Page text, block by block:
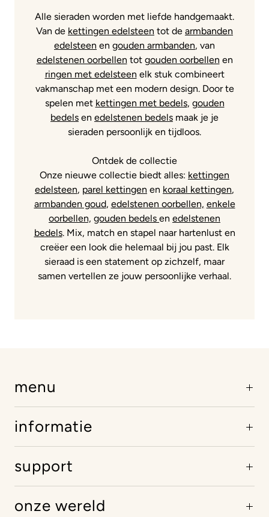
Alle sieraden worden met liefde handgemaakt.
Van de kettingen edelsteen tot de armbanden
edelsteen en gouden armbanden, van
edelstenen oorbellen tot gouden oorbellen en
ringen met edelsteen elk stuk combineert
vakmanschap met een modern design. Door te
spelen met kettingen met bedels, gouden
bedels en edelstenen bedels maak je je
sieraden persoonlijk en tijdloos.
Ontdek de collectie
Onze nieuwe collectie biedt alles: kettingen
edelsteen, parel kettingen en koraal kettingen,
armbanden goud, edelstenen oorbellen, enkele
oorbellen, gouden bedels en edelstenen
bedels. Mix, match en stapel naar hartenlust en
creëer een look die helemaal bij jou past. Elk
sieraad is een statement op zichzelf, maar
samen vertellen ze jouw persoonlijke verhaal.
menu
informatie
support
onze wereld